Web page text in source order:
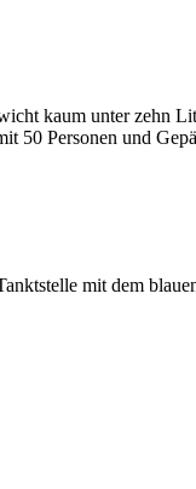
kaum unter zehn
50 Personen und
mit dem